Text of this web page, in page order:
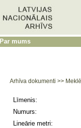
Par mums
Arhīva dokumenti >>
Līmenis:
Numurs:
Lineārie metri: